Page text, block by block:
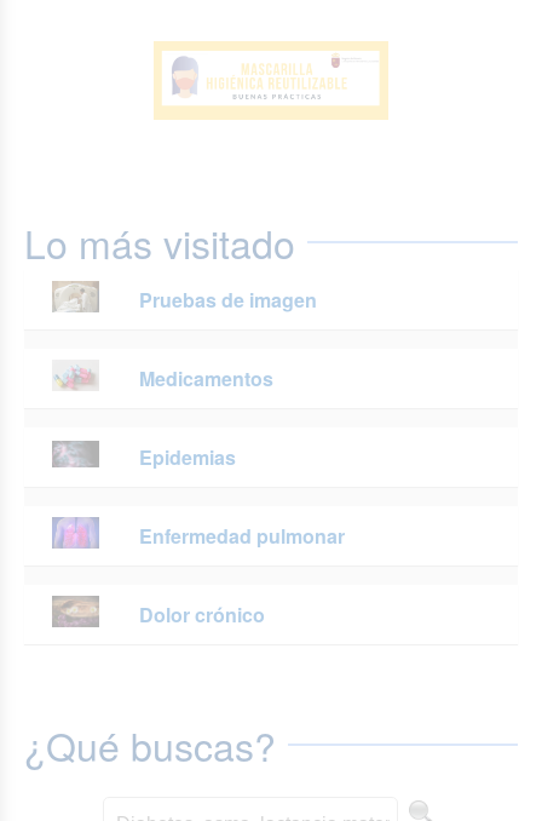
Lo más visitado
Pruebas de imagen
Medicamentos
Epidemias
Enfermedad pulmonar
Dolor crónico
¿Qué buscas?